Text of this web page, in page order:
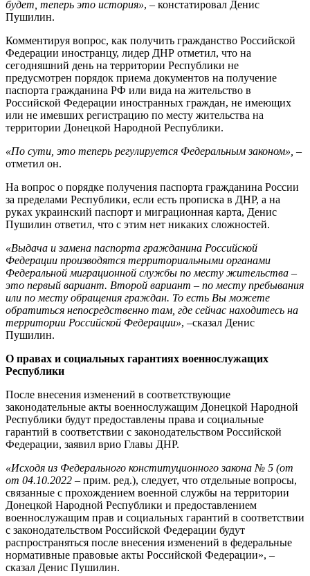
будет, теперь это история», – констатировал Денис
Пушилин.
Комментируя вопрос, как получить гражданство Российской
Федерации иностранцу, лидер ДНР отметил, что на
сегодняшний день на территории Республики не
предусмотрен порядок приема документов на получение
паспорта гражданина РФ или вида на жительство в
Российской Федерации иностранных граждан, не имеющих
или не имевших регистрацию по месту жительства на
территории Донецкой Народной Республики.
«По сути, это теперь регулируется Федеральным законом», –
отметил он.
На вопрос о порядке получения паспорта гражданина России
за пределами Республики, если есть прописка в ДНР, а на
руках украинский паспорт и миграционная карта, Денис
Пушилин ответил, что с этим нет никаких сложностей.
«Выдача и замена паспорта гражданина Российской
Федерации производятся территориальными органами
Федеральной миграционной службы по месту жительства –
это первый вариант. Второй вариант – по месту пребывания
или по месту обращения граждан. То есть Вы можете
обратиться непосредственно там, где сейчас находитесь на
территории Российской Федерации», –сказал Денис
Пушилин.
О правах и социальных гарантиях военнослужащих
Республики
После внесения изменений в соответствующие
законодательные акты военнослужащим Донецкой Народной
Республики будут предоставлены права и социальные
гарантий в соответствии с законодательством Российской
Федерации, заявил врио Главы ДНР.
«Исходя из Федерального конституционного закона № 5 (от
от 04.10.2022 – прим. ред.), следует, что отдельные вопросы,
связанные с прохождением военной службы на территории
Донецкой Народной Республики и предоставлением
военнослужащим прав и социальных гарантий в соответствии
с законодательством Российской Федерации будут
распространяться после внесения изменений в федеральные
нормативные правовые акты Российской Федерации», –
сказал Денис Пушилин.